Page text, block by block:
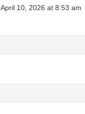
April 10, 2026 at 8:53 am